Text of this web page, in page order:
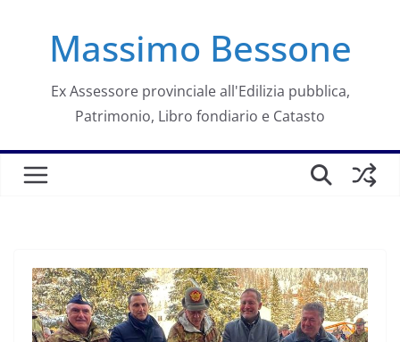
contenutoMassimo Bessone
Ex Assessore provinciale all'Edilizia pubblica,
Patrimonio, Libro fondiario e Catasto